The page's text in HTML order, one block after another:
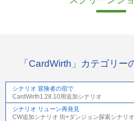
「CardWirth」カテゴリー
シナリオ 冒険者の宿で
CardWirth1.28.10用追加シナリオ
シナリオ リューン再発見
CW追加シナリオ 街+ダンジョン探索シナリオ